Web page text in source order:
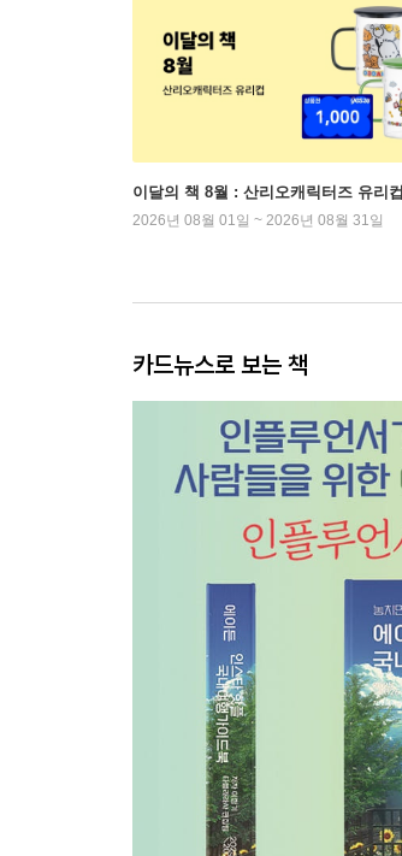
이달의 책 8월 : 산리오캐릭터즈 유리컵
2026년 08월 01일 ~ 2026년 08월 31일
카드뉴스로 보는 책